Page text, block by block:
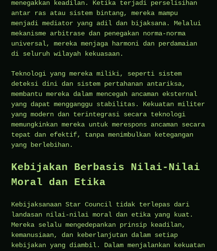
menegakkan keadilan. Ketika terjadi perselisihan
antar ras atau sistem bintang, mereka mampu
menjadi mediator yang adil dan bijaksana. Melalui
mekanisme arbitrase dan penegakan norma-norma
universal, mereka menjaga harmoni dan perdamaian
di seluruh wilayah kekuasaan.
Teknologi yang mereka miliki, seperti sistem
deteksi dini dan sistem pertahanan antariksa,
membantu mereka dalam mencegah ancaman eksternal
yang dapat mengganggu stabilitas. Kekuatan militer
yang modern dan terintegrasi secara teknologi
memungkinkan mereka untuk merespons ancaman secara
tepat dan efektif, tanpa menimbulkan ketegangan
yang berlebihan.
Kebijakan Berbasis Nilai-Nilai
Moral dan Etika
Kebijaksanaan Star Council tidak terlepas dari
landasan nilai-nilai moral dan etika yang kuat.
Mereka selalu mengedepankan prinsip keadilan,
kemanusiaan, dan keberlanjutan dalam setiap
kebijakan yang diambil. Dalam menjalankan kekuatan